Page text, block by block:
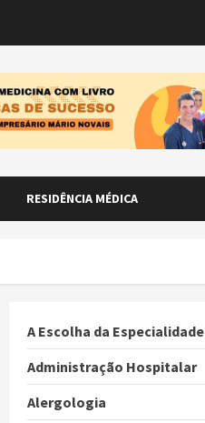
RESIDÊNCIA MÉDICA
A Escolha da Especialidade
Administração Hospitalar
Alergologia